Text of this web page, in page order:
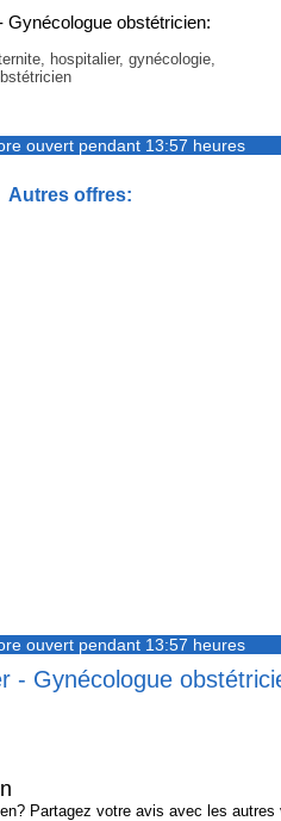
Gynécologue obstétricien:
hospitalier, gynécologie,
ouvert pendant 13:57 heures
Autres offres:
ouvert pendant 13:57 heures
- Gynécologue
Partagez votre avis avec les